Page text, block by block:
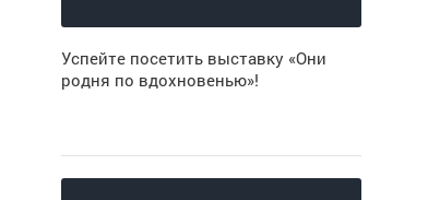
Успейте посетить выставку «Они
родня по вдохновенью»!